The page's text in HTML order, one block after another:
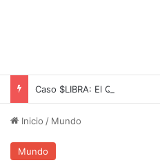
Inicio / Mundo
Mundo